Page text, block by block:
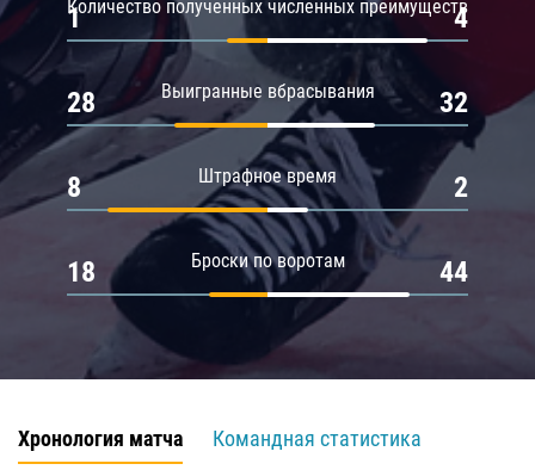
Количество полученных численных преимуществ
1 4
Выигранные вбрасывания
28 32
Штрафное время
8 2
Броски по воротам
18 44
Хронология матча
Командная статистика